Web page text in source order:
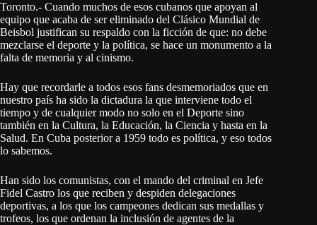
Toronto.- Cuando muchos de esos cubanos que apoyan al
equipo que acaba de ser eliminado del Clásico Mundial de
Beisbol justifican su respaldo con la ficción de que: no debe
mezclarse el deporte y la política, se hace un monumento a la
falta de memoria y al cinismo.
Hay que recordarle a todos esos fans desmemoriados que en
nuestro país ha sido la dictadura la que interviene todo el
tiempo y de cualquier modo no solo en el Deporte sino
también en la Cultura, la Educación, la Ciencia y hasta en la
Salud. En Cuba posterior a 1959 todo es política, y eso todos
lo sabemos.
Han sido los comunistas, con el mando del criminal en Jefe
Fidel Castro los que reciben y despiden delegaciones
deportivas, a los que los campeones dedican sus medallas y
trofeos, los que ordenan la inclusión de agentes de la